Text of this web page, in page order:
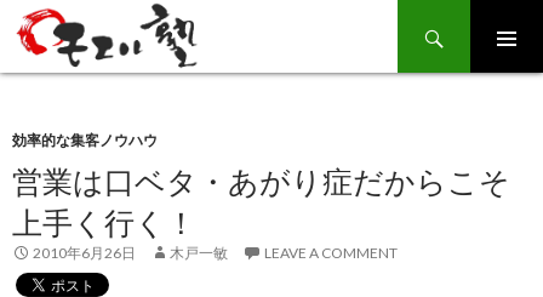
Search
SKIP
TO
効率的な集客ノウハウ
営業は口ベタ・あがり症だからこそ
上手く行く！
2010年6月26日 木戸一敏 LEAVE A COMMENT